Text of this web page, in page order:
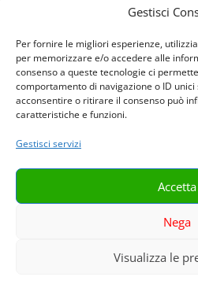
Gestisci
Per fornire le migliori esperienze,
per memorizzare e/o accedere alle
consenso a queste tecnologie ci
comportamento di navigazione o ID unici
acconsentire o ritirare il consenso può
caratteristiche e funzioni.
Gestisci servizi
Accetta
Nega
Visualizza le
Usa anche WhatsApp
Termini e Condizioni
Privacy
Cookie